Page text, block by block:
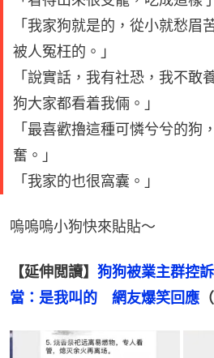
「我家狗就是的，從小就愁眉
被人冤枉的。」
「說實話，我有社恐，我不敢
狗大家都看着我倆。」
「最喜歡擼這種可憐兮兮的狗
奮。」
「我家的也很窩囊。」
嗚嗚嗚小狗快來貼貼～
【延伸閲讀】 狗狗被業主群控
當：是我叫的　網友爆笑回應